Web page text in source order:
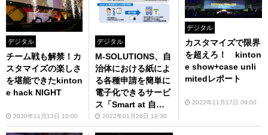
デジタル
チーム戦も解禁！カ
スタマイズの楽しさ
を堪能できたkinton
e hack NIGHT
2020年11月13日 10:00
デジタル
M-SOLUTIONS、自
治体における紙によ
る各種申請を簡単に
電子化できるサービ
ス「Smart at 自治
体DX」をリリース
2022年01月26日 19:30
デジタル
カスタマイズで限界
を超えろ！ kinton
e show+case unli
mitedレポート
2022年11月17日 09:00